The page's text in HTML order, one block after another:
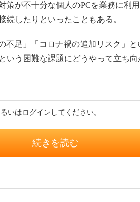
が不十分な個人のPCを業務に利
したりといったこともある。
足」「コロナ禍の追加リスク」と
う困難な課題にどうやって立ち向
いはログインしてください。
続きを読む